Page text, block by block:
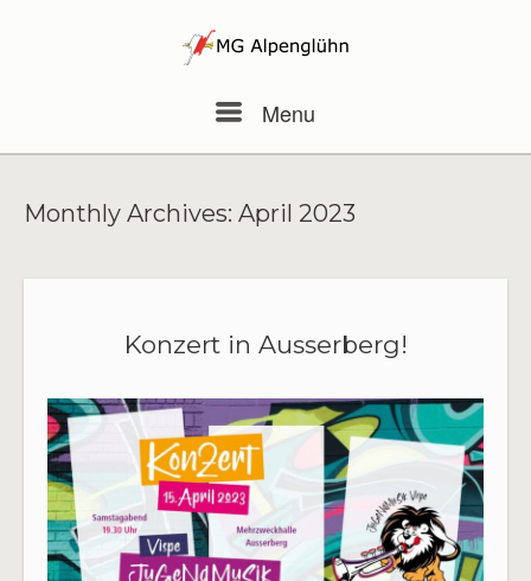
Menu
Monthly Archives: April 2023
Konzert in Ausserberg!